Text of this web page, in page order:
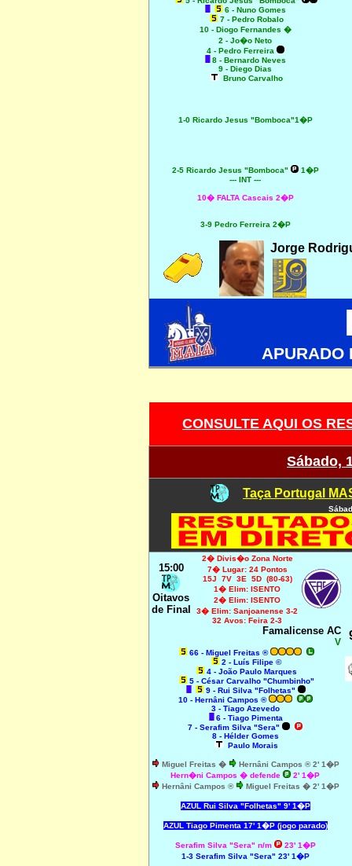
6 - Nuno Gomes
7 - Pedro Robalo
10- Diogo Fernandes �
2 - Jo�o Neto
4 - Pedro Ferreira
8 - Bernardo Neves
9 - Diego Dias
Bruno Carvalho
1-0 Ricardo Jesus "Bomboca"1�P
2-5 Ricardo Jesus "Bomboca"
1�P
--- INT ---
10� FALTA Cascais 2�P
3-9 Pedro Ferreira 2�P
Jorge
APURADO
CONSULTE AQUI OS
Sábado,
Taça Portugal
15:00
Oitavos
de Final
2� Divis�o Zona Norte
7� Lugar: 24 Pontos
15J 7V 3E 5D (80-63)
1� Elim: ISENTO
2� Elim: ISENTO
3� Elim: Sanjoanense 3-2
32 Avos: Feira 2-3
Famalicense AC
V
66- Miguel Freitas ®
2 - Luís Filipe ©
4 - João Paulo Marques
5 - César Carvalho "Chumbinho"
9 - Rui Silva "Folhetas"
10 - Hernâni Campos ®
3 - Tiago Azevedo
6 - Tiago Pimenta
7 - Serafim Silva "Sera"
8 - Hélder Gomes
Paulo Morais
Miguel Freitas �
Hernâni Campos ® 2' 1�P
Hern�ni Campos � defende
2' 1�P
Hernâni Campos ®
Miguel Freitas � 2' 1�P
AZUL Rui Silva "Folhetas" 9' 1�P
AZUL Tiago Pimenta 17' 1�P (jogo parado)
Serafim Silva "Sera" n/m
23' 1�P
1-3 Serafim Silva "Sera" 23' 1�P